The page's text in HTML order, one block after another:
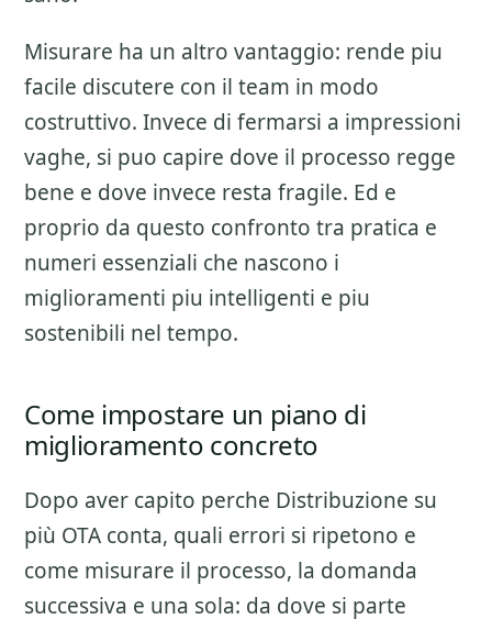
Misurare ha un altro vantaggio: rende piu
facile discutere con il team in modo
costruttivo. Invece di fermarsi a impressioni
vaghe, si puo capire dove il processo regge
bene e dove invece resta fragile. Ed e
proprio da questo confronto tra pratica e
numeri essenziali che nascono i
miglioramenti piu intelligenti e piu
sostenibili nel tempo.
Come impostare un piano di
miglioramento concreto
Dopo aver capito perche Distribuzione su
più OTA conta, quali errori si ripetono e
come misurare il processo, la domanda
successiva e una sola: da dove si parte